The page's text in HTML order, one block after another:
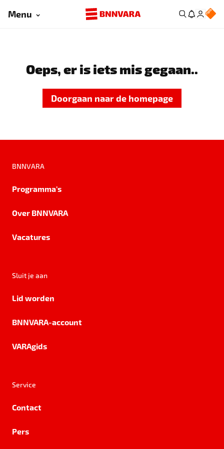
Menu
Oeps, er is iets mis gegaan..
Doorgaan naar de homepage
BNNVARA
Programma's
Over BNNVARA
Vacatures
Sluit je aan
Lid worden
BNNVARA-account
VARAgids
Service
Contact
Pers